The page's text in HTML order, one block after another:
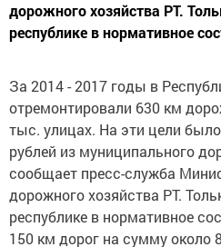
дорожного хозяйства РТ.
республике в нормативное
За 2014 - 2017 годы в
отремонтировали 630 км
тыс. улицах. На эти цели
рублей из муниципального
сообщает пресс-служба
дорожного хозяйства РТ.
республике в нормативное
150 км дорог на сумму около